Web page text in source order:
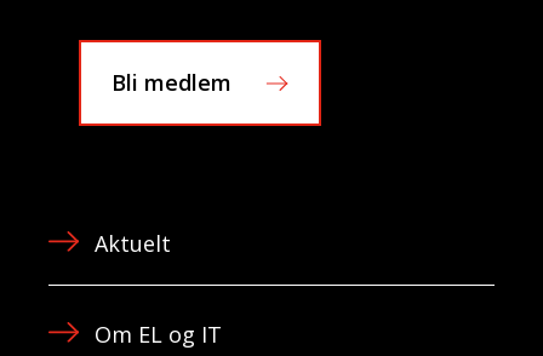
Bli medlem
Aktuelt
Om EL og IT